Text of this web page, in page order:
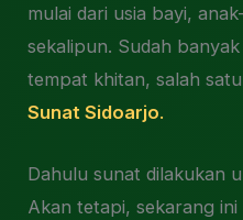
mulai dari usia bayi,
sekalipun. Sudah
tempat khitan, salah
Sunat Sidoarjo.
Dahulu sunat dilakukan
Akan tetapi, sekarang